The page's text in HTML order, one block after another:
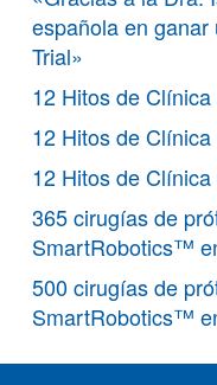
española en
Trial»
12 Hitos de
12 Hitos de
12 Hitos de
365 cirugías de
SmartRobotics™
500 cirugías de
SmartRobotics™